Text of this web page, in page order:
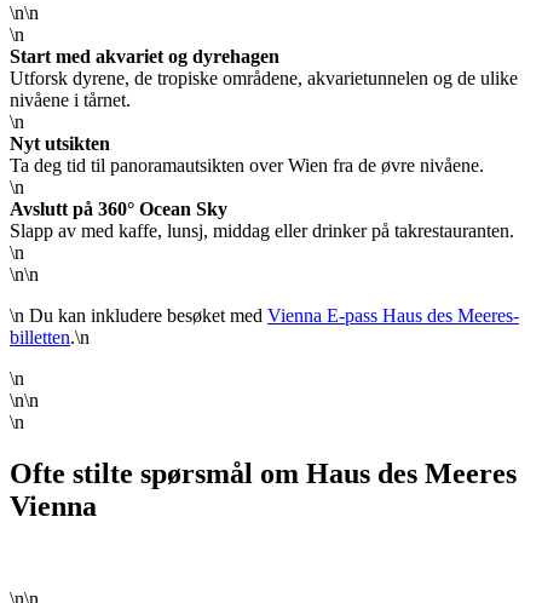
\n\n
\n
Start med akvariet og dyrehagen
Utforsk dyrene, de tropiske områdene, akvarietunnelen og de ulike
nivåene i tårnet.
\n
Nyt utsikten
Ta deg tid til panoramautsikten over Wien fra de øvre nivåene.
\n
Avslutt på 360° Ocean Sky
Slapp av med kaffe, lunsj, middag eller drinker på takrestauranten.
\n
\n\n
\n Du kan inkludere besøket med Vienna E-pass Haus des Meeres-
billetten.\n
\n
\n\n
\n
Ofte stilte spørsmål om Haus des Meeres
Vienna
\n\n